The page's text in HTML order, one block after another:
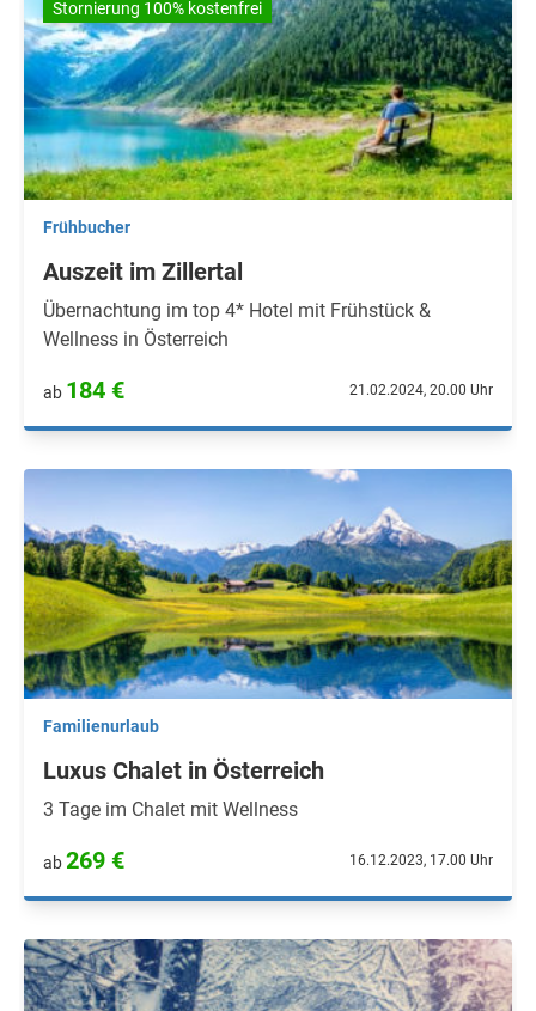
Stornierung 100% kostenfrei
Frühbucher
Auszeit im Zillertal
Übernachtung im top 4* Hotel mit Frühstück &
Wellness in Österreich
ab 184 € 21.02.2024, 20.00 Uhr
Familienurlaub
Luxus Chalet in Österreich
3 Tage im Chalet mit Wellness
ab269 € 16.12.2023, 17.00 Uhr